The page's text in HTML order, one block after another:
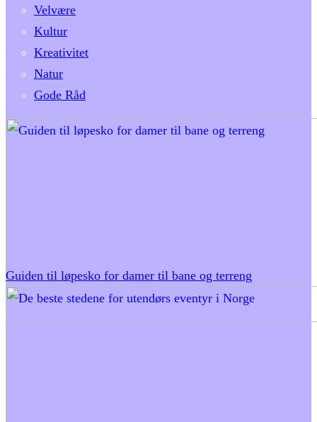
Velvære
Kultur
Kreativitet
Natur
Gode Råd
Guiden til løpesko for damer til bane og terreng